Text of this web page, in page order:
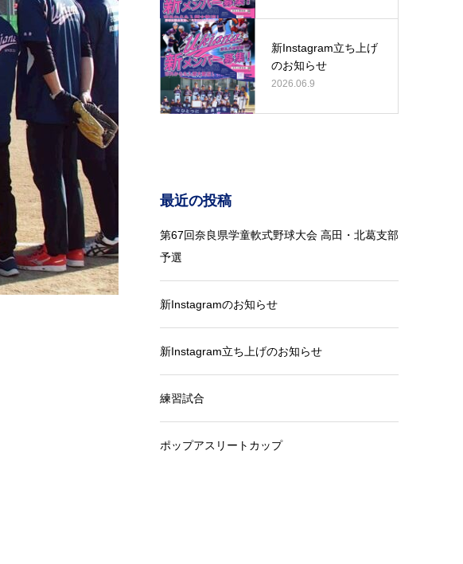
新Instagram立ち上げ
のお知らせ
2026.06.9
最近の投稿
第67回奈良県学童軟式野球大会 高田・北葛支部
予選
新Instagramのお知らせ
新Instagram立ち上げのお知らせ
練習試合
ポップアスリートカップ